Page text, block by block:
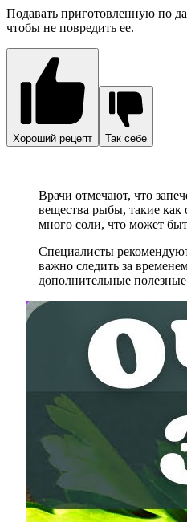
Подавать приготовленную по
чтобы не повредить ее.
Хороший рецепт Так себе
Врачи отмечают, что
вещества рыбы, такие
много соли, что может
Специалисты
важно следить за
дополнительные